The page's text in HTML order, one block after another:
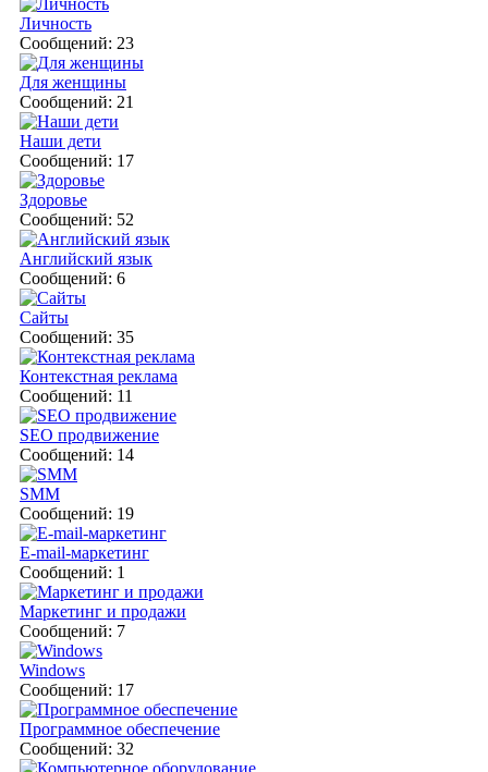
Личность
Сообщений: 23
Для женщины
Сообщений: 21
Наши дети
Сообщений: 17
Здоровье
Сообщений: 52
Английский язык
Сообщений: 6
Сайты
Сообщений: 35
Контекстная реклама
Сообщений: 11
SEO продвижение
Сообщений: 14
SMM
Сообщений: 19
E-mail-маркетинг
Сообщений: 1
Маркетинг и продажи
Сообщений: 7
Windows
Сообщений: 17
Программное обеспечение
Сообщений: 32